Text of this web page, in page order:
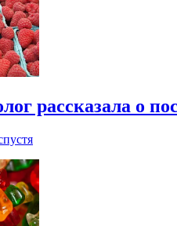
рассказала о